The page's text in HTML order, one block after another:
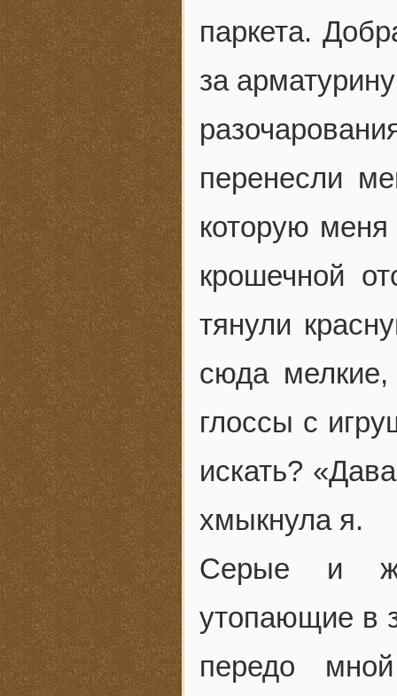
паркета.
за
перенесли
которую
крошечной
тянули
сюда
глоссы с
искать?
хмыкнула я.
Серые и
утопающие в
передо